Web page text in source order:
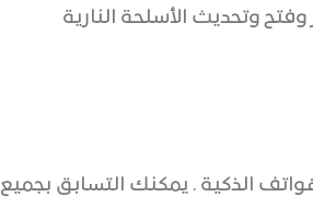
وتحديث الأسلحة النارية
الذكية . يمكنك التسابق بجميع